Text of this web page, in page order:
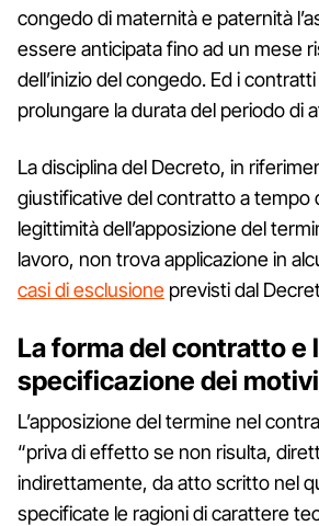
congedo di maternità e paternità
essere anticipata fino ad un mese
dell’inizio del congedo. Ed i
prolungare la durata del periodo di
La disciplina del Decreto, in
giustificative del contratto a tempo
legittimità dell’apposizione del
lavoro, non trova applicazione in
casi di esclusione previsti dal
La forma del contratto e
specificazione dei
L’apposizione del termine nel
“priva di effetto se non risulta,
indirettamente, da atto scritto nel
specificate le ragioni di carattere